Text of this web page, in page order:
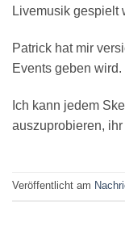
Livemusik gespielt
Patrick hat mir
Events geben wird.
Ich kann jedem
auszuprobieren,
Veröffentlicht am